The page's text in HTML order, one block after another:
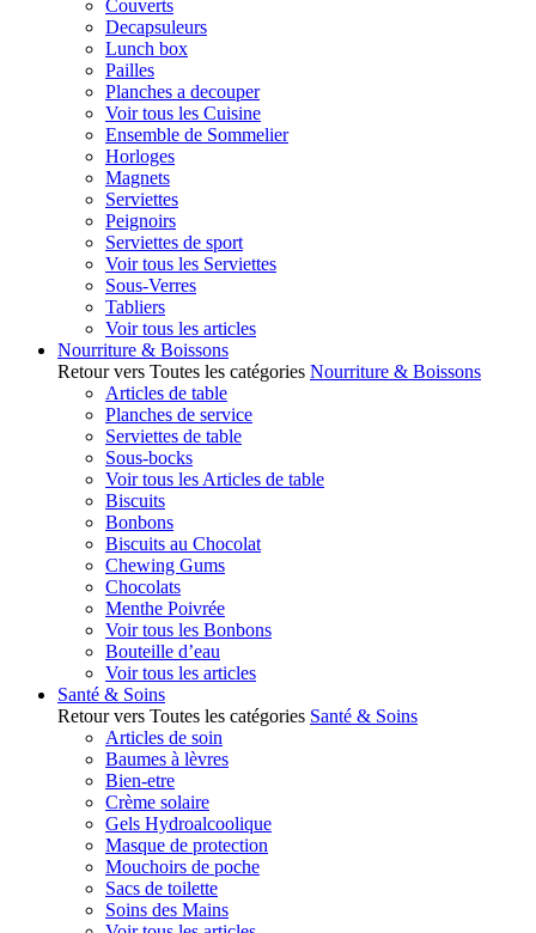
Couverts
Decapsuleurs
Lunch box
Pailles
Planches a decouper
Voir tous les Cuisine
Ensemble de Sommelier
Horloges
Magnets
Serviettes
Peignoirs
Serviettes de sport
Voir tous les Serviettes
Sous-Verres
Tabliers
Voir tous les articles
Nourriture & Boissons
Retour vers Toutes les catégories Nourriture & Boissons
Articles de table
Planches de service
Serviettes de table
Sous-bocks
Voir tous les Articles de table
Biscuits
Bonbons
Biscuits au Chocolat
Chewing Gums
Chocolats
Menthe Poivrée
Voir tous les Bonbons
Bouteille d’eau
Voir tous les articles
Santé & Soins
Retour vers Toutes les catégories Santé & Soins
Articles de soin
Baumes à lèvres
Bien-etre
Crème solaire
Gels Hydroalcoolique
Masque de protection
Mouchoirs de poche
Sacs de toilette
Soins des Mains